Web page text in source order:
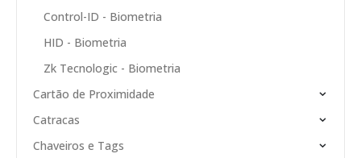
Control-ID - Biometria
HID - Biometria
Zk Tecnologic - Biometria
Cartão de Proximidade
Catracas
Chaveiros e Tags